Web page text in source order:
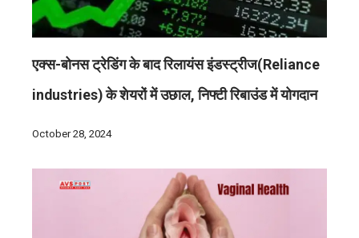
एक्स-बोनस ट्रेडिंग के बाद रिलायंस इंडस्ट्रीज(Reliance
industries) के शेयरों में उछाल, निफ्टी रिबाउंड में योगदान
October 28, 2024